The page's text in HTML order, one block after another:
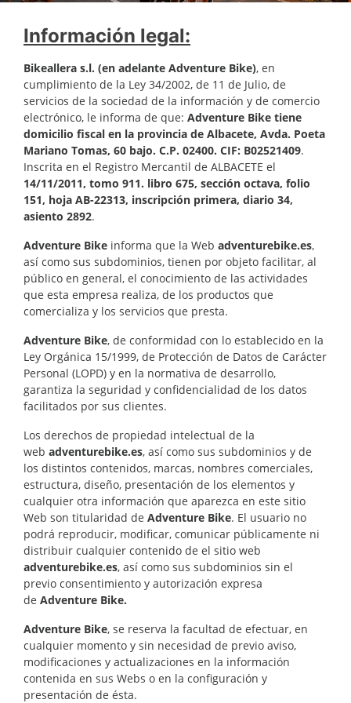
Información legal:
Bikeallera s.l. (en adelante Adventure Bike), en
cumplimiento de la Ley 34/2002, de 11 de Julio, de
servicios de la sociedad de la información y de comercio
electrónico, le informa de que: Adventure Bike tiene
domicilio fiscal en la provincia de Albacete, Avda. Poeta
Mariano Tomas, 60 bajo. C.P. 02400. CIF: B02521409.
Inscrita en el Registro Mercantil de ALBACETE el
14/11/2011, tomo 911. libro 675, sección octava, folio
151, hoja AB-22313, inscripción primera, diario 34,
asiento 2892.
Adventure Bike informa que la Web adventurebike.es,
así como sus subdominios, tienen por objeto facilitar, al
público en general, el conocimiento de las actividades
que esta empresa realiza, de los productos que
comercializa y los servicios que presta.
Adventure Bike, de conformidad con lo establecido en la
Ley Orgánica 15/1999, de Protección de Datos de Carácter
Personal (LOPD) y en la normativa de desarrollo,
garantiza la seguridad y confidencialidad de los datos
facilitados por sus clientes.
Los derechos de propiedad intelectual de la
web adventurebike.es, así como sus subdominios y de
los distintos contenidos, marcas, nombres comerciales,
estructura, diseño, presentación de los elementos y
cualquier otra información que aparezca en este sitio
Web son titularidad de Adventure Bike. El usuario no
podrá reproducir, modificar, comunicar públicamente ni
distribuir cualquier contenido de el sitio web
adventurebike.es, así como sus subdominios sin el
previo consentimiento y autorización expresa
de Adventure Bike.
Adventure Bike, se reserva la facultad de efectuar, en
cualquier momento y sin necesidad de previo aviso,
modificaciones y actualizaciones en la información
contenida en sus Webs o en la configuración y
presentación de ésta.